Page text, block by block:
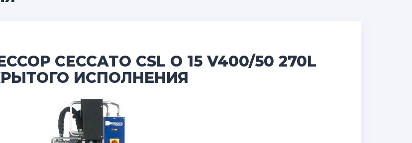
CECCATO CSL O 15 V400/50 270L
ИСПОЛНЕНИЯ